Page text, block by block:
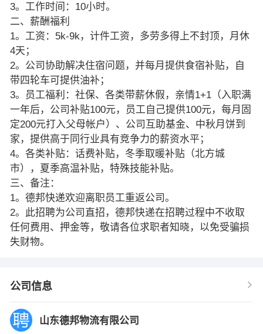
3。工作时间：10小时。
二、薪酬福利
1。工资：5k-9k，计件工资，多劳多得上不封顶，月休
4天；
2。公司协助解决住宿问题，并每月提供食宿补贴，自
带四轮车可提供油补；
3。员工福利：社保、各类带薪休假，亲情1+1（入职满
一年后，公司补贴100元，员工自己提供100元，每月固
定200元打入父母帐户）、公司互助基金、中秋月饼到
家，提供高于同行业具有竞争力的薪资水平；
4。各类补贴：话费补贴，冬季取暖补贴（北方城
市），夏季高温补贴，特殊技能补贴。
三、备注：
1。德邦快递欢迎离职员工重返公司。
2。此招聘为公司直招，德邦快递在招聘过程中不收取
任何费用、押金等，敬请各位求职者知晓，以免受骗损
失财物。
公司信息
山东德邦物流有限公司